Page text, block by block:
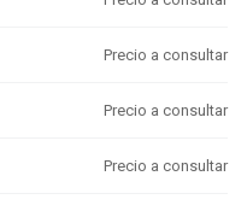
Precio a consultar
Precio a consultar
Precio a consultar